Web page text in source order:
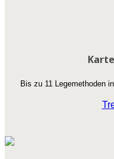
Bis zu 11 Legemethoden